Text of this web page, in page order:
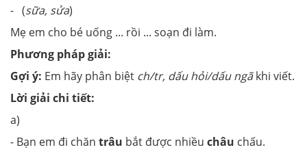
- (sữa, sửa)
Mẹ em cho bé uống ... rồi ... soạn đi làm.
Phương pháp giải:
Gợi ý: Em hãy phân biệt ch/tr, dấu hỏi/dấu ngãkhi viết.
Lời giải chi tiết:
a)
- Bạn em đi chăn trâu bắt được nhiều châu chấu.